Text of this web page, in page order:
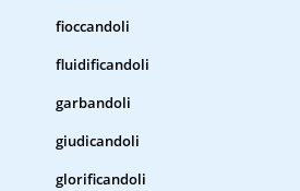
fioccandoli
fluidificandoli
garbandoli
giudicandoli
glorificandoli